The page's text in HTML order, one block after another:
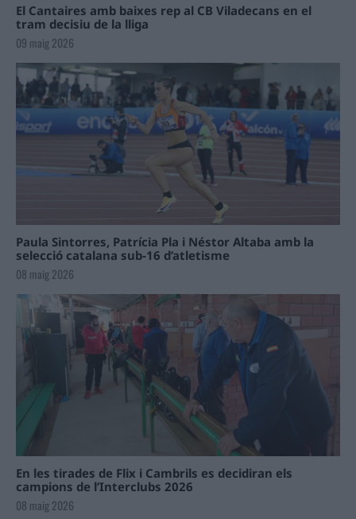
El Cantaires amb baixes rep al CB Viladecans en el
tram decisiu de la lliga
09 maig 2026
Paula Sintorres, Patrícia Pla i Néstor Altaba amb la
selecció catalana sub-16 d’atletisme
08 maig 2026
En les tirades de Flix i Cambrils es decidiran els
campions de l’Interclubs 2026
08 maig 2026